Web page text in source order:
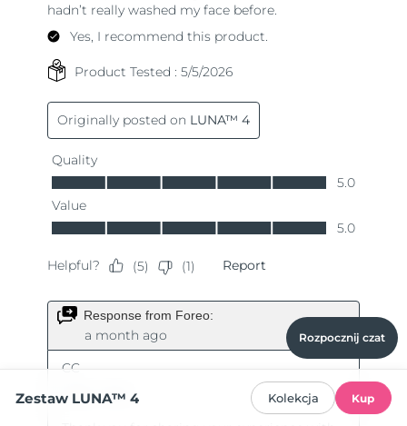
Rozpocznij czat
Zestaw LUNA™ 4 Kolekcja Kup